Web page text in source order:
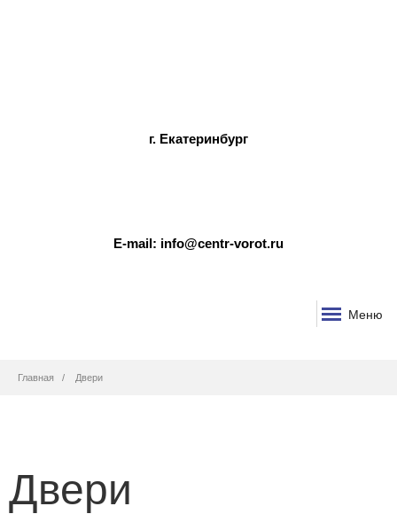
г. Екатеринбург
E-mail: info@centr-vorot.ru
Меню
Строка
Главная Двери
Двери